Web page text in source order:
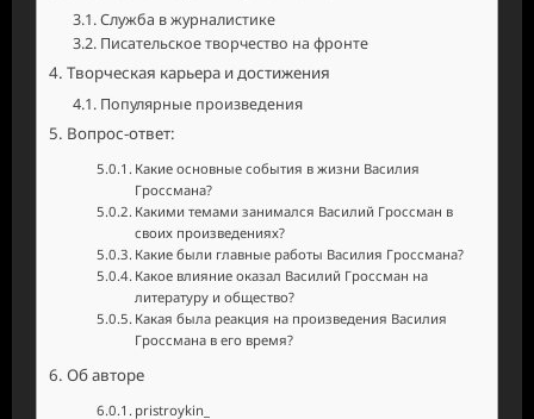
Служба в журналистике
Писательское творчество на фронте
Творческая карьера и достижения
Популярные произведения
Вопрос-ответ:
Какие основные события в жизни Василия
Гроссмана?
Какими темами занимался Василий Гроссман в
своих произведениях?
Какие были главные работы Василия Гроссмана?
Какое влияние оказал Василий Гроссман на
литературу и общество?
Какая была реакция на произведения Василия
Гроссмана в его время?
Об авторе
pristroykin_